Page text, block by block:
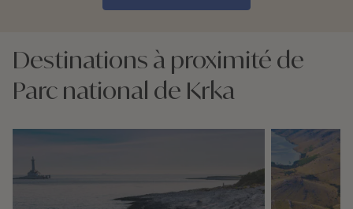
Destinations à proximité de
Parc national de Krka